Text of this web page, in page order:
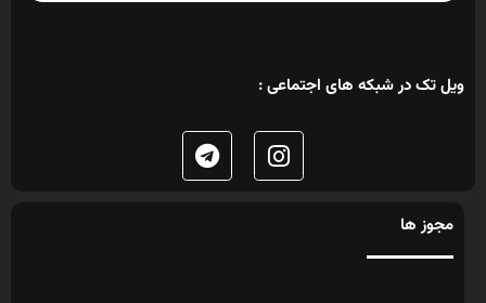
ویل تک در شبکه های اجتماعی :
مجوز ها